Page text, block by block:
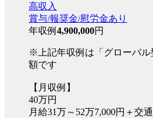
高収入
賞与/報奨金/慰労金あり
年収例 4,900,000円
※上記年収例は「グローバル
額です
【月収例】
40万円
月給31万～52万7,000円＋交